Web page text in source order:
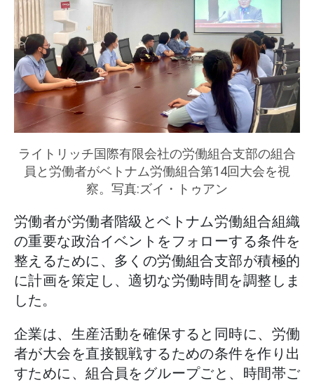
ライトリッチ国際有限会社の労働組合支部の組合
員と労働者がベトナム労働組合第14回大会を視
察。写真:ズイ・トゥアン
労働者が労働者階級とベトナム労働組合組織
の重要な政治イベントをフォローする条件を
整えるために、多くの労働組合支部が積極的
に計画を策定し、適切な労働時間を調整しま
した。
企業は、生産活動を確保すると同時に、労働
者が大会を直接観戦するための条件を作り出
すために、組合員をグループごと、時間帯ご